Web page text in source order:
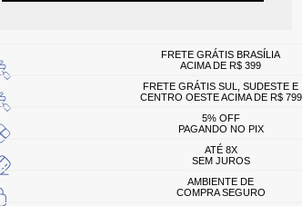
FRETE GRÁTIS BRASÍLIA
ACIMA DE R$ 399
FRETE GRÁTIS SUL, SUDESTE E
CENTRO OESTE ACIMA DE R$ 799
5% OFF
PAGANDO NO PIX
ATÉ 8X
SEM JUROS
AMBIENTE DE
COMPRA SEGURO